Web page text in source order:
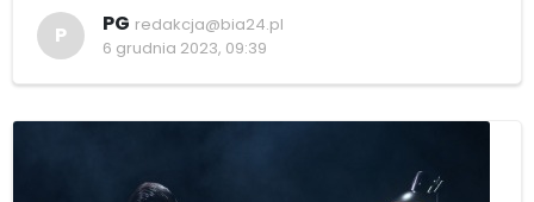
P PG redakcja@bia24.pl
6 grudnia 2023, 09:39